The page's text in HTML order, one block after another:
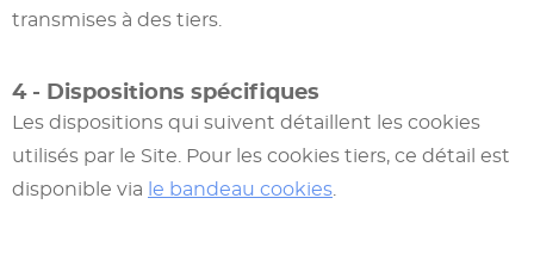
transmises à des tiers.
4 - Dispositions spécifiques
Les dispositions qui suivent détaillent les cookies
utilisés par le Site. Pour les cookies tiers, ce détail est
disponible via le bandeau cookies.